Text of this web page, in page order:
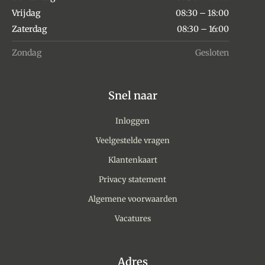
Vrijdag
08:30 – 18:00
Zaterdag
08:30 – 16:00
Zondag Gesloten
Snel naar
Inloggen
Veelgestelde vragen
Klantenkaart
Privacy statement
Algemene voorwaarden
Vacatures
Adres